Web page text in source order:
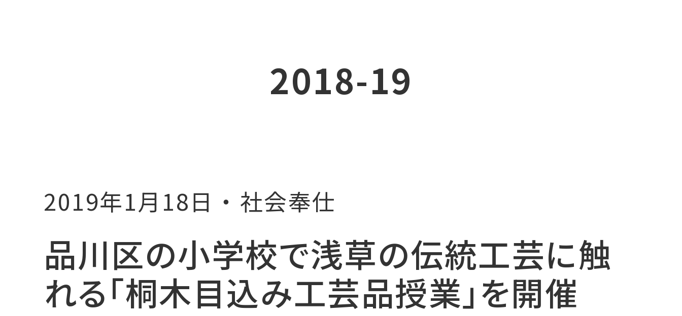
2018-19
2019年1月18日 社会奉仕
品川区の小学校で浅草の伝統工芸に触
れる「桐木目込み工芸品授業」を開催